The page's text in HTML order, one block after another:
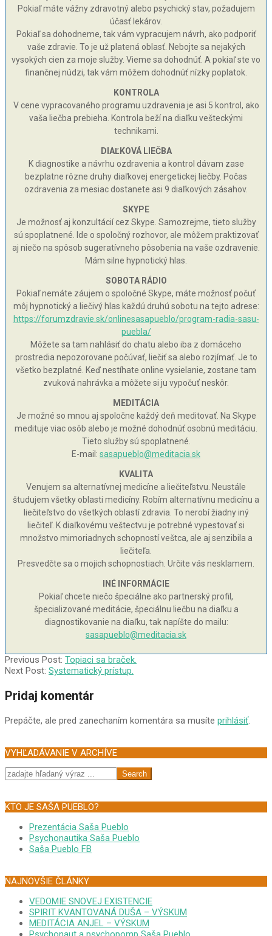
Pokiaľ máte vážny zdravotný alebo psychický stav, požadujem
účasť lekárov.
Pokiaľ sa dohodneme, tak vám vypracujem návrh, ako podporiť
vaše zdravie. To je už platená oblasť. Nebojte sa nejakých
vysokých cien za moje služby. Vieme sa dohodnúť. A pokiaľ ste vo
finančnej núdzi, tak vám môžem dohodnúť nízky poplatok.
KONTROLA
V cene vypracovaného programu uzdravenia je asi 5 kontrol, ako
vaša liečba prebieha. Kontrola beží na diaľku vešteckými
technikami.
DIAĽKOVÁ LIEČBA
K diagnostike a návrhu ozdravenia a kontrol dávam zase
bezplatne rôzne druhy diaľkovej energetickej liečby. Počas
ozdravenia za mesiac dostanete asi 9 diaľkových zásahov.
SKYPE
Je možnosť aj konzultácií cez Skype. Samozrejme, tieto služby
sú spoplatnené. Ide o spoločný rozhovor, ale môžem praktizovať
aj niečo na spôsob sugeratívneho pôsobenia na vaše ozdravenie.
Mám silne hypnotický hlas.
SOBOTA RÁDIO
Pokiaľ nemáte záujem o spoločné Skype, máte možnosť počuť
môj hypnotický a liečivý hlas každú druhú sobotu na tejto adrese:
https://forumzdravie.sk/onlinesasapueblo/program-radia-sasu-
puebla/
Môžete sa tam nahlásiť do chatu alebo iba z domáceho
prostredia nepozorovane počúvať, liečiť sa alebo rozjímať. Je to
všetko bezplatné. Keď nestíhate online vysielanie, zostane tam
zvuková nahrávka a môžete si ju vypočuť neskôr.
MEDITÁCIA
Je možné so mnou aj spoločne každý deň meditovať. Na Skype
medituje viac osôb alebo je možné dohodnúť osobnú meditáciu.
Tieto služby sú spoplatnené.
E-mail: sasapueblo@meditacia.sk
KVALITA
Venujem sa alternatívnej medicíne a liečiteľstvu. Neustále
študujem všetky oblasti medicíny. Robím alternatívnu medicínu a
liečiteľstvo do všetkých oblastí zdravia. To nerobí žiadny iný
liečiteľ. K diaľkovému veštectvu je potrebné vypestovať si
množstvo mimoriadnych schopností veštca, ale aj senzibila a
liečiteľa.
Presvedčte sa o mojich schopnostiach. Určite vás nesklamem.
INÉ INFORMÁCIE
Pokiaľ chcete niečo špeciálne ako partnerský profil,
špecializované meditácie, špeciálnu liečbu na diaľku a
diagnostikovanie na diaľku, tak napíšte do mailu:
sasapueblo@meditacia.sk
2003-
05-
Previous Post: Topiaci sa braček.
Next Post: Systematický prístup.
Pridaj komentár
Prepáčte, ale pred zanechaním komentára sa musíte prihlásiť.
VYHĽADÁVANIE V ARCHÍVE
Search
KTO JE SAŠA PUEBLO?
Prezentácia Saša Pueblo
Psychonautika Saša Pueblo
Saša Pueblo FB
NAJNOVŠIE ČLÁNKY
VEDOMIE SNOVEJ EXISTENCIE
SPIRIT KVANTOVANÁ DUŠA – VÝSKUM
MEDITÁCIA ANJEL – VÝSKUM